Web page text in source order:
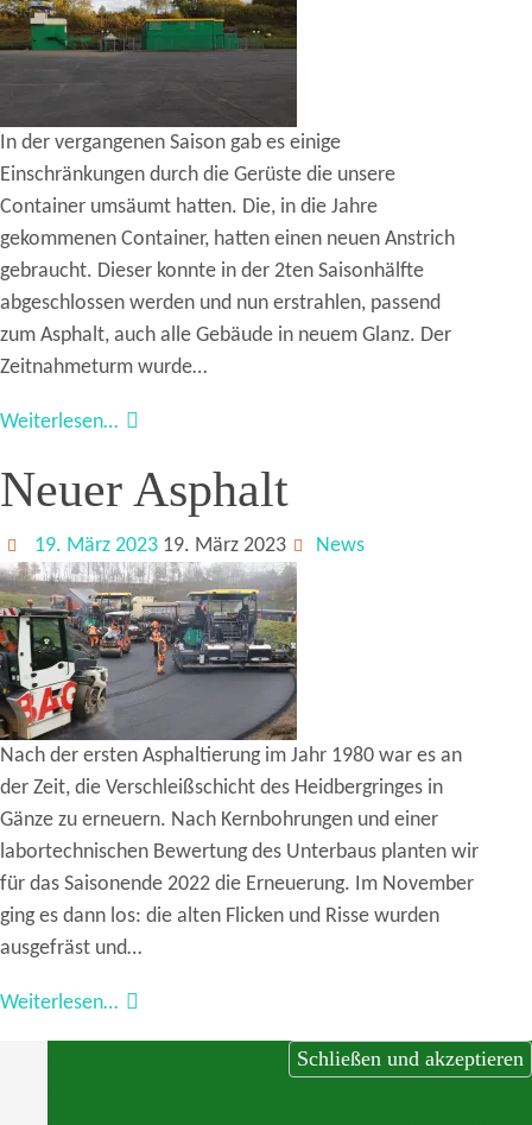
In der vergangenen Saison gab es einige
Einschränkungen durch die Gerüste die unsere
Container umsäumt hatten. Die, in die Jahre
gekommenen Container, hatten einen neuen Anstrich
gebraucht. Dieser konnte in der 2ten Saisonhälfte
abgeschlossen werden und nun erstrahlen, passend
zum Asphalt, auch alle Gebäude in neuem Glanz. Der
Zeitnahmeturm wurde…
Weiterlesen…
Neuer Asphalt
19. März 2023 19. März 2023 News
Nach der ersten Asphaltierung im Jahr 1980 war es an
der Zeit, die Verschleißschicht des Heidbergringes in
Gänze zu erneuern. Nach Kernbohrungen und einer
labortechnischen Bewertung des Unterbaus planten wir
für das Saisonende 2022 die Erneuerung. Im November
ging es dann los: die alten Flicken und Risse wurden
ausgefräst und…
Weiterlesen…